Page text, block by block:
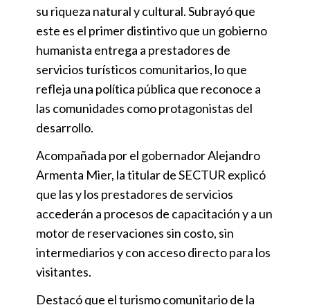
su riqueza natural y cultural. Subrayó que
este es el primer distintivo que un gobierno
humanista entrega a prestadores de
servicios turísticos comunitarios, lo que
refleja una política pública que reconoce a
las comunidades como protagonistas del
desarrollo.
Acompañada por el gobernador Alejandro
Armenta Mier, la titular de SECTUR explicó
que las y los prestadores de servicios
accederán a procesos de capacitación y a un
motor de reservaciones sin costo, sin
intermediarios y con acceso directo para los
visitantes.
Destacó que el turismo comunitario de la